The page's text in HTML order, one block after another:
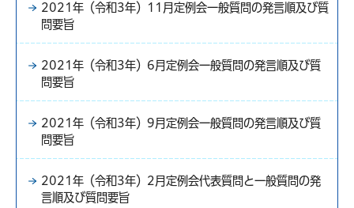
2021年（令和3年）11月定例会一般質問の発言順及び質
問要旨
2021年（令和3年）6月定例会一般質問の発言順及び質
問要旨
2021年（令和3年）9月定例会一般質問の発言順及び質
問要旨
2021年（令和3年）2月定例会代表質問と一般質問の発
言順及び質問要旨